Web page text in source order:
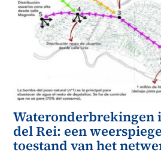
Wateronderbrekingen
del Rei: een
toestand van het